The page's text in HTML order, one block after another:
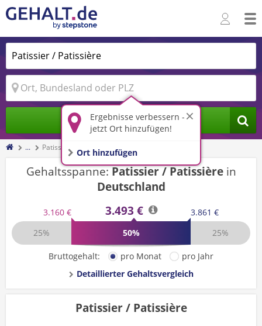
Ergebnisse verbessern -
jetzt Ort hinzufügen!
Ort hinzufügen
Jobs finden
... Patissier / Patissière
Gehaltsspanne:Patissier / Patissièrein
Deutschland
3.160 € 3.493 €
3.861 €
25%
50% 25%
Bruttogehalt: pro Monat
pro Jahr
Detaillierter Gehaltsvergleich
Patissier / Patissière